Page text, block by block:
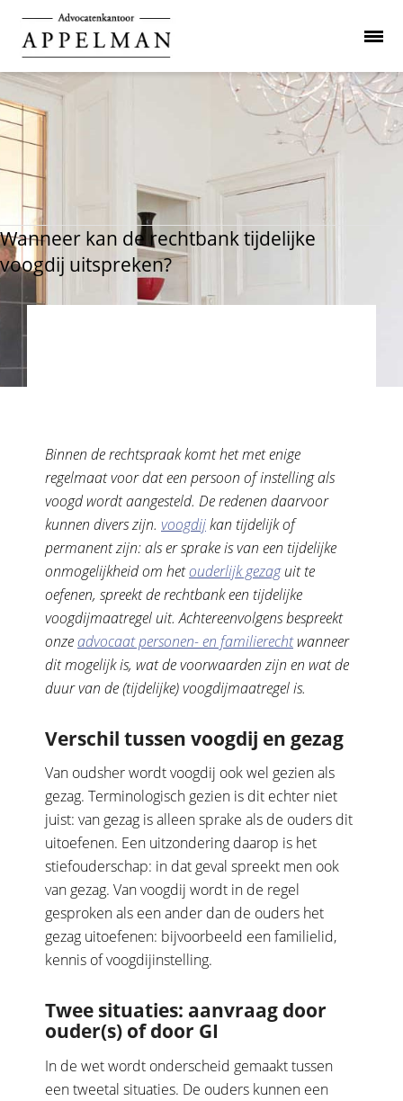
Wanneer kan de rechtbank tijdelijke
voogdij uitspreken?
Binnen de rechtspraak komt het met enige
regelmaat voor dat een persoon of instelling als
voogd wordt aangesteld. De redenen daarvoor
kunnen divers zijn. voogdijkan tijdelijk of
permanent zijn: als er sprake is van een tijdelijke
onmogelijkheid om hetouderlijk gezaguit te
oefenen, spreekt de rechtbank een tijdelijke
voogdijmaatregel uit. Achtereenvolgens bespreekt
onzeadvocaat personen- en familierechtwanneer
dit mogelijk is, wat de voorwaarden zijn en wat de
duur van de (tijdelijke) voogdijmaatregel is.
Verschil tussen voogdij en gezag
Van oudsher wordt voogdij ook wel gezien als
gezag. Terminologisch gezien is dit echter niet
juist: van gezag is alleen sprake als de ouders dit
uitoefenen. Een uitzondering daarop is het
stiefouderschap: in dat geval spreekt men ook
van gezag. Van voogdij wordt in de regel
gesproken als een ander dan de ouders het
gezag uitoefenen: bijvoorbeeld een familielid,
kennis of voogdijinstelling.
Twee situaties: aanvraag door
ouder(s) of door GI
In de wet wordt onderscheid gemaakt tussen
een tweetal situaties. De ouders kunnen een